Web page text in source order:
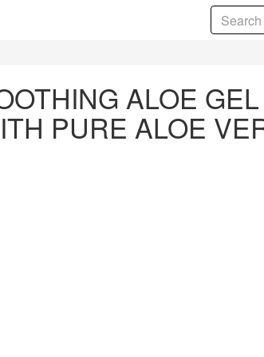
GEL MOISTURE RECHARGE WITH
ALOE
PURE ALOE